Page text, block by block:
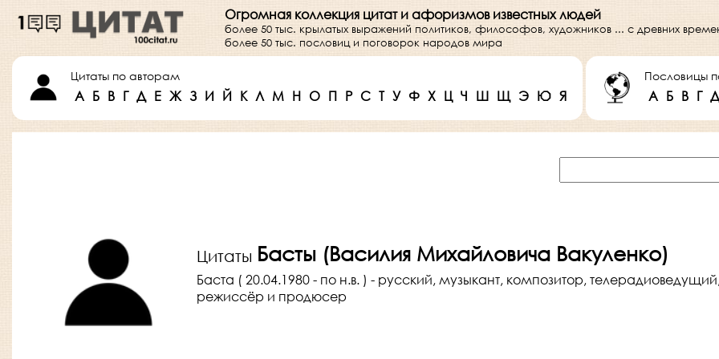
Огромная коллекция цитат и афоризмов известных людей
более 50 тыс. крылатых выражений политиков, философов, художников ... с древних
более 50 тыс. пословиц и поговорок народов мира
Цитаты по авторам
А Б В Г Д Е Ж З И Й К Л М Н О П Р С Т У Ф Х Ц Ч Ш Щ Э Ю Я
Пословицы
А Б В Г Д
Цитаты Басты (Василия Михайловича Вакуленко)
Баста ( 20.04.1980 - по н.в. ) - русский, музыкант, композитор,
режиссёр и продюсер